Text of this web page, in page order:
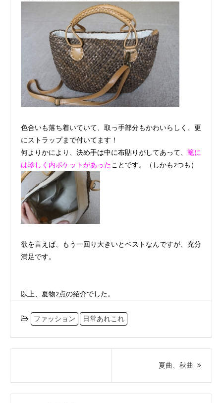
色合いも落ち着いていて、取っ手部分もかわいらしく、更
にストラップまで付いてます！
何よりかにより、決め手は中に布貼りがしてあって、 篭に
は珍しく内ポケットがあったことです。（しかも2つも）
欲を言えば、もう一回り大きいとベストなんですが、充分
満足です。
以上、夏物2点の紹介でした。
ファッション 日常あれこれ
投
ビ
ゲ
夏曲、秋曲
次